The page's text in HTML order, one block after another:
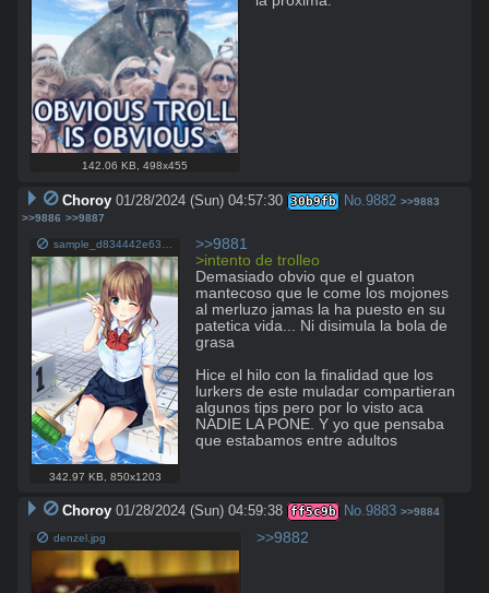
142.06 KB,498x455
Choroy 01/28/2024 (Sun) 04:57:30 30b9fb No. 9882 >>9883
>>9886 >>9887
342.97 KB 850x1203
>>9881
>intento de trolleo
Demasiado obvio que el guaton
mantecoso que le come los mojones
al merluzo jamas la ha puesto en su
patetica vida... Ni disimula la bola de
grasa
Hice el hilo con la finalidad que los
lurkers de este muladar compartieran
algunos tips pero por lo visto aca
NADIE LA PONE. Y yo que pensaba
que estabamos entre adultos
Choroy 01/28/2024 (Sun) 04:59:38 ff5c9b No. 9883 >>9884
denzel.jpg >>9882